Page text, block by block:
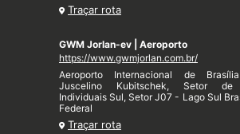
Traçar rota
GWM Jorlan-ev | Aeroporto
https://www.gwmjorlan.com.br/
Aeroporto Internacional de
Juscelino Kubitschek, Setor de
Individuais Sul, Setor J07 - Lago Sul
Federal
Traçar rota